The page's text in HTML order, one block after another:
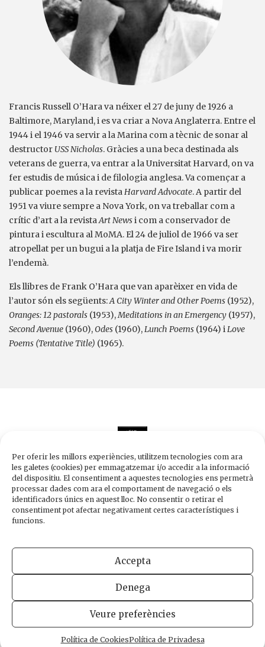
Per oferir les millors experiències, utilitzem tecnologies com ara
les galetes (cookies) per emmagatzemar i/o accedir a la informació
del dispositiu. El consentiment a aquestes tecnologies ens permetrà
processar dades com ara el comportament de navegació o els
identificadors únics en aquest lloc. No consentir o retirar el
consentiment pot afectar negativament certes característiques i
funcions.
Accepta
Denega
Veure preferències
Política de CookiesPolítica de Privadesa
Francis Russell O’Hara va néixer el 27 de juny de 1926 a
Baltimore, Maryland, i es va criar a Nova Anglaterra. Entre el
1944 i el 1946 va servir a la Marina com a tècnic de sonar al
destructor USSNicholas. Gràcies a una beca destinada als
veterans de guerra, va entrar a la Universitat Harvard, on va
fer estudis de música i de filologia anglesa. Va començar a
publicar poemes a la revistaHarvard Advocate. A partir del
1951 va viure sempre a Nova York, on va treballar com a
crític d’art a la revistaArt Newsi com a conservador de
pintura i escultura al MoMA. El 24 de juliol de 1966 va ser
atropellat per un bugui a la platja de Fire Island i va morir
l’endemà.
Els llibres de Frank O’Hara que van aparèixer en vida de
l’autor són els següents:A City Winter and Other Poems (1952),
Oranges: 12 pastorals (1953),Meditations in an Emergency (1957),
Second Avenue (1960),Odes (1960),Lunch Poems (1964) iLove
Poems (Tentative Title) (1965).
Edicions de 1984
Carrer Trafalgar, 10, 2n-2a A
Fax 934 854 375
1984@edicions1984.cat
INFORMACIÓ LEGAL POLÍTICA DE PRIVADESA POLÍTICA DE COOKIES
DISSENY WEB